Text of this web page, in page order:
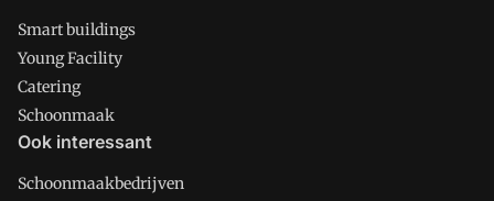
Smart buildings
Young Facility
Catering
Schoonmaak
Ook interessant
Schoonmaakbedrijven